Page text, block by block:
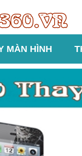
MÀN HÌNH